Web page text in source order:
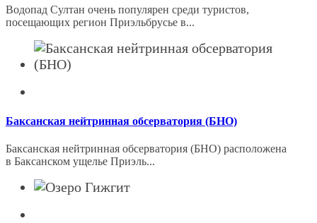
Водопад Султан очень популярен среди туристов,
посещающих регион Приэльбрусье в...
Баксанская нейтринная обсерватория (БНО)
Баксанская нейтринная обсерватория (БНО) расположена
в Баксанском ущелье Приэль...